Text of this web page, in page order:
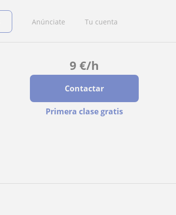
Anúnciate Tu cuenta
9 €/h
Contactar
Primera clase gratis